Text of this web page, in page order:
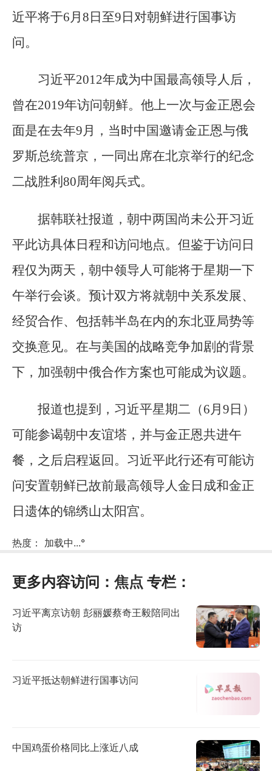
近平将于6月8日至9日对朝鲜进行国事访
问。
习近平2012年成为中国最高领导人后，
曾在2019年访问朝鲜。他上一次与金正恩会
面是在去年9月，当时中国邀请金正恩与俄
罗斯总统普京，一同出席在北京举行的纪念
二战胜利80周年阅兵式。
据韩联社报道，朝中两国尚未公开习近
平此访具体日程和访问地点。但鉴于访问日
程仅为两天，朝中领导人可能将于星期一下
午举行会谈。预计双方将就朝中关系发展、
经贸合作、包括韩半岛在内的东北亚局势等
交换意见。在与美国的战略竞争加剧的背景
下，加强朝中俄合作方案也可能成为议题。
报道也提到，习近平星期二（6月9日）
可能参谒朝中友谊塔，并与金正恩共进午
餐，之后启程返回。习近平此行还有可能访
问安置朝鲜已故前最高领导人金日成和金正
日遗体的锦绣山太阳宫。
热度： 加载中...°
更多内容访问： 焦点 专栏：
习近平离京访朝 彭丽媛蔡奇王毅陪同出
访
习近平抵达朝鲜进行国事访问
中国鸡蛋价格同比上涨近八成